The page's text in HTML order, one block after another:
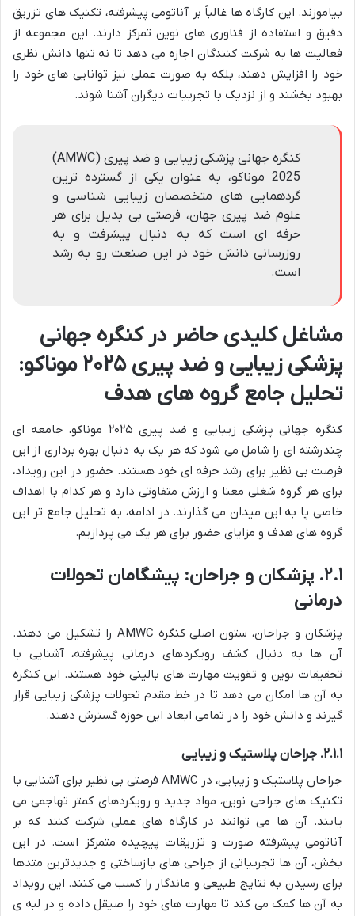
بیاموزند. این کارگاه ها غالباً بر آناتومی پیشرفته، تکنیک های تزریق
دقیق و استفاده از فناوری های نوین تمرکز دارند. این مجموعه از
فعالیت ها به شرکت کنندگان اجازه می دهد تا نه تنها دانش نظری
خود را افزایش دهند، بلکه به صورت عملی نیز توانایی های خود را
بهبود بخشند و از نزدیک با تجربیات دیگران آشنا شوند.
کنگره جهانی پزشکی زیبایی و ضد پیری (AMWC)
2025 موناکو، به عنوان یکی از گسترده ترین
گردهمایی های متخصصان زیبایی شناسی و
علوم ضد پیری جهان، فرصتی بی بدیل برای هر
حرفه ای است که به دنبال پیشرفت و به
روزرسانی دانش خود در این صنعت رو به رشد
است.
مشاغل کلیدی حاضر در کنگره جهانی
پزشکی زیبایی و ضد پیری ۲۰۲۵ موناکو:
تحلیل جامع گروه های هدف
کنگره جهانی پزشکی زیبایی و ضد پیری ۲۰۲۵ موناکو، جامعه ای
چندرشته ای را شامل می شود که هر یک به دنبال بهره برداری از این
فرصت بی نظیر برای رشد حرفه ای خود هستند. حضور در این رویداد،
برای هر گروه شغلی معنا و ارزش متفاوتی دارد و هر کدام با اهداف
خاصی پا به این میدان می گذارند. در ادامه، به تحلیل جامع تر این
گروه های هدف و مزایای حضور برای هر یک می پردازیم.
۲.۱. پزشکان و جراحان: پیشگامان تحولات
درمانی
پزشکان و جراحان، ستون اصلی کنگره AMWC را تشکیل می دهند.
آن ها به دنبال کشف رویکردهای درمانی پیشرفته، آشنایی با
تحقیقات نوین و تقویت مهارت های بالینی خود هستند. این کنگره
به آن ها امکان می دهد تا در خط مقدم تحولات پزشکی زیبایی قرار
گیرند و دانش خود را در تمامی ابعاد این حوزه گسترش دهند.
۲.۱.۱. جراحان پلاستیک و زیبایی
جراحان پلاستیک و زیبایی، در AMWC فرصتی بی نظیر برای آشنایی با
تکنیک های جراحی نوین، مواد جدید و رویکردهای کمتر تهاجمی می
یابند. آن ها می توانند در کارگاه های عملی شرکت کنند که بر
آناتومی پیشرفته صورت و تزریقات پیچیده متمرکز است. در این
بخش، آن ها تجربیاتی از جراحی های بازساختی و جدیدترین متدها
برای رسیدن به نتایج طبیعی و ماندگار را کسب می کنند. این رویداد
به آن ها کمک می کند تا مهارت های خود را صیقل داده و در لبه ی